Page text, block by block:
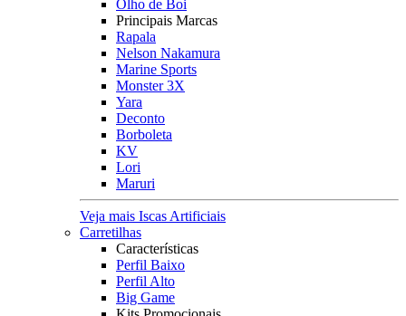
Olho de Boi
Principais Marcas
Rapala
Nelson Nakamura
Marine Sports
Monster 3X
Yara
Deconto
Borboleta
KV
Lori
Maruri
Veja mais Iscas Artificiais
Carretilhas
Características
Perfil Baixo
Perfil Alto
Big Game